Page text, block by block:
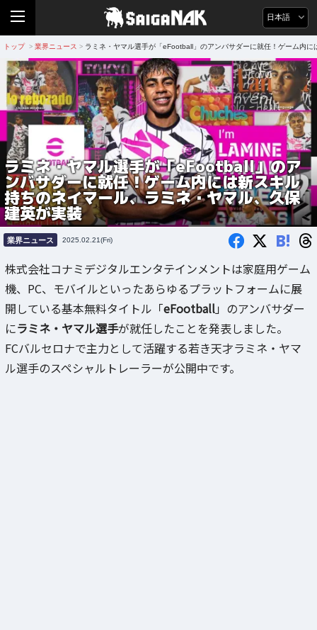
日本語
トップ > 業界ニュース > ラミネ・ヤマル選手が「eFootball」のアンバサダーに就任！ゲーム内
ラミネ・ヤマル選手が「eFootball」のア
ンバサダーに就任！ゲーム内には新スキル
持ちのネイマール、ラミネ・ヤマル、久保
建英が実装
業界ニュース 2025.02.21(Fri) B!
株式会社コナミデジタルエンタテインメントは家庭用ゲーム
機、PC、モバイルといったあらゆるプラットフォームに展
開している基本無料タイトル「eFootball」のアンバサダー
にラミネ・ヤマル選手が就任したことを発表しました。
FCバルセロナで主力として活躍する若き天才ラミネ・ヤマ
ル選手のスペシャルトレーラーが公開中です。